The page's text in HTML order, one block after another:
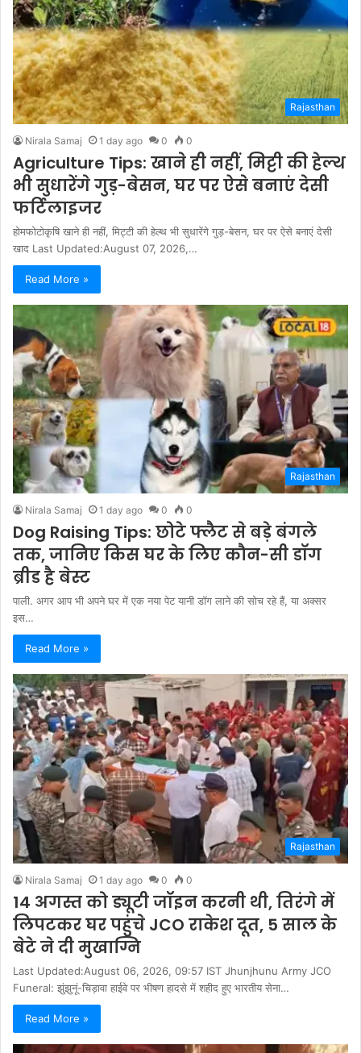
Rajasthan
Nirala Samaj 1 day ago 0 0
Agriculture Tips: खाने ही नहीं, मिट्टी की हेल्थ
भी सुधारेंगे गुड़-बेसन, घर पर ऐसे बनाएं देसी
फर्टिलाइजर
होमफोटोकृषि खाने ही नहीं, मिट्टी की हेल्थ भी सुधारेंगे गुड़-बेसन, घर पर ऐसे बनाएं देसी
खाद Last Updated:August 07, 2026,…
Read More »
Rajasthan
Nirala Samaj 1 day ago 0 0
Dog Raising Tips: छोटे फ्लैट से बड़े बंगले
तक, जानिए किस घर के लिए कौन-सी डॉग
ब्रीड है बेस्ट
पाली. अगर आप भी अपने घर में एक नया पेट यानी डॉग लाने की सोच रहे हैं, या अक्सर
इस…
Read More »
Rajasthan
Nirala Samaj 1 day ago 0 0
14 अगस्त को ड्यूटी जॉइन करनी थी, तिरंगे में
लिपटकर घर पहुंचे JCO राकेश दूत, 5 साल के
बेटे ने दी मुखाग्नि
Last Updated:August 06, 2026, 09:57 IST Jhunjhunu Army JCO
Funeral: झुंझुनूं-चिड़ावा हाईवे पर भीषण हादसे में शहीद हुए भारतीय सेना…
Read More »